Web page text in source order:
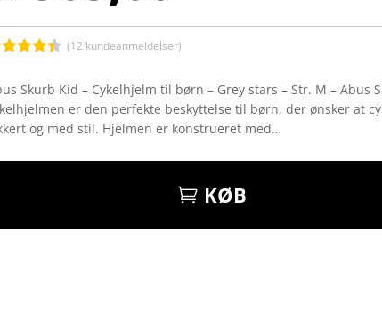
af 5
(12 kundeanmeldelser)
Skurb Kid – Cykelhjelm til børn – Grey stars – Str. M – Abus
er den perfekte beskyttelse til børn, der ønsker at
og med stil. Hjelmen er konstrueret med…
KØB